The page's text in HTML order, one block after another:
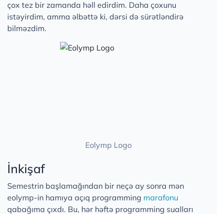
çox tez bir zamanda həll edirdim. Daha çoxunu
istəyirdim, amma əlbəttə ki, dərsi də sürətləndirə
bilməzdim.
Eolymp Logo
İnkişaf
Semestrin başlamağından bir neçə ay sonra mən
eolymp-in hamıya açıq programming marafonu
qabağıma çıxdı. Bu, hər həftə programming sualları